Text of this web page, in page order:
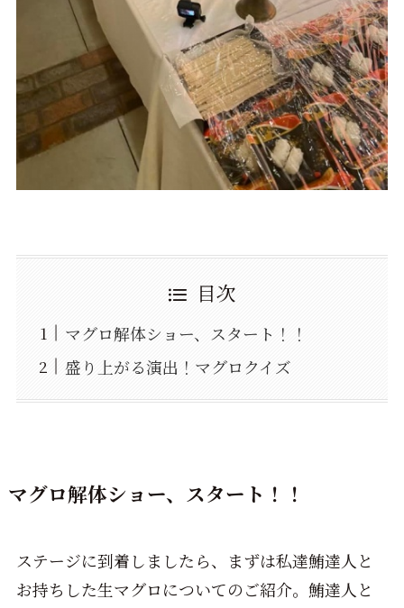
目次
マグロ解体ショー、スタート！！
盛り上がる演出！マグロクイズ
マグロ解体ショー、スタート！！
ステージに到着しましたら、まずは私達鮪達人と
お持ちした生マグロについてのご紹介。鮪達人と